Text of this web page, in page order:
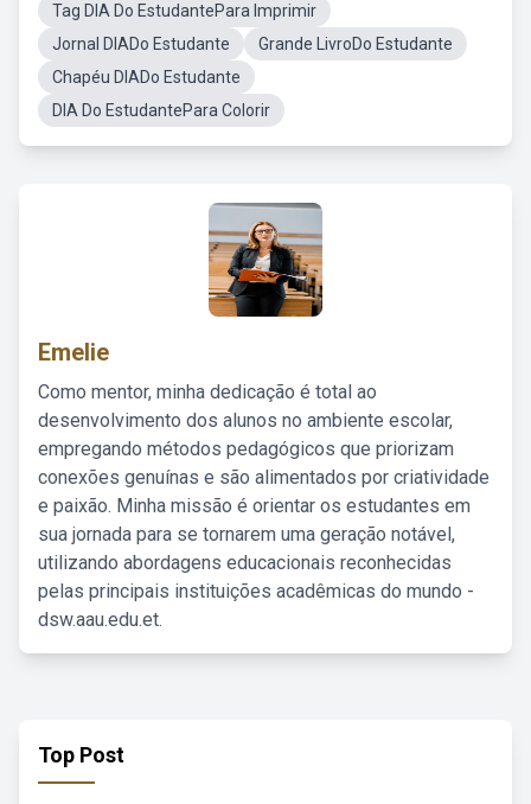
Tag DIA Do EstudantePara Imprimir
Jornal DIADo Estudante
Grande LivroDo Estudante
Chapéu DIADo Estudante
DIA Do EstudantePara Colorir
Emelie
Como mentor, minha dedicação é total ao
desenvolvimento dos alunos no ambiente escolar,
empregando métodos pedagógicos que priorizam
conexões genuínas e são alimentados por criatividade
e paixão. Minha missão é orientar os estudantes em
sua jornada para se tornarem uma geração notável,
utilizando abordagens educacionais reconhecidas
pelas principais instituições acadêmicas do mundo -
dsw.aau.edu.et.
Top Post